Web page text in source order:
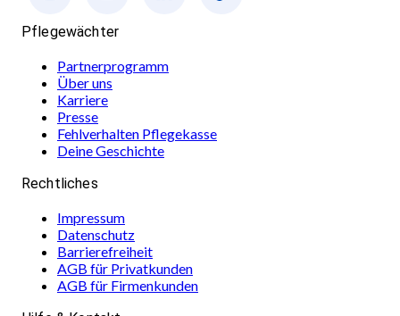
Pflegewächter
Partnerprogramm
Über uns
Karriere
Presse
Fehlverhalten Pflegekasse
Deine Geschichte
Rechtliches
Impressum
Datenschutz
Barrierefreiheit
AGB für Privatkunden
AGB für Firmenkunden